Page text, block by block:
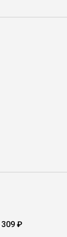
309 ₽